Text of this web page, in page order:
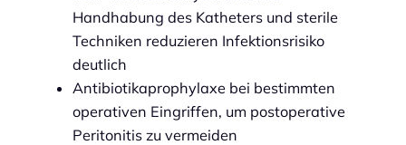
Handhabung des Katheters und sterile
Techniken reduzieren Infektionsrisiko
deutlich
Antibiotikaprophylaxe bei bestimmten
operativen Eingriffen, um postoperative
Peritonitis zu vermeiden